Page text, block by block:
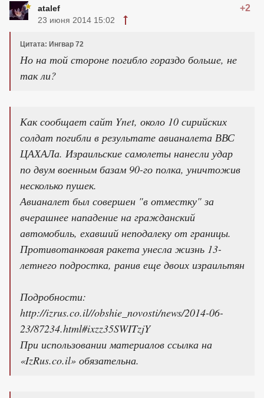
atalef +2
23 июня 2014 15:02
Цитата: Ингвар 72
Но на той стороне погибло гораздо больше, не
так ли?
Как сообщает сайт Ynet, около 10 сирийских
солдат погибли в результате авианалета ВВС
ЦАХАЛа. Израильские самолеты нанесли удар
по двум военным базам 90-го полка, уничтожив
несколько пушек.
Авианалет был совершен "в отместку" за
вчерашнее нападение на гражданский
автомобиль, ехавший неподалеку от границы.
Противотанковая ракета унесла жизнь 13-
летнего подростка, ранив еще двоих израильтян
Подробности:
http://izrus.co.il//obshie_novosti/news/2014-06-
23/87234.html#ixzz35SWITzjY
При использовании материалов ссылка на
«IzRus.co.il» обязательна.